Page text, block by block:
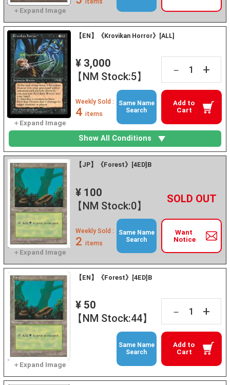
【EN】《Krovikan Horror》[ALL]
¥ 3,000
【NM Stock:5】
－ +
Add to
Cart
Weekly Sold :
4 items
Same Name
Search
Show All Conditions
【JP】《Forest》[4ED]B
¥ 100
【NM Stock:0】
－ +
Want
Notice
Weekly Sold :
2 items
Same Name
Search
【EN】《Forest》[4ED]B
¥ 50
【NM Stock:44】
－ +
Add to
Cart
Same Name
Search